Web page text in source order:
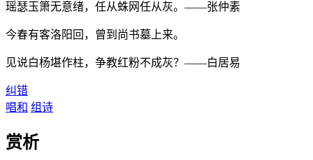
瑶瑟玉箫无意绪，任从蛛网任从灰。——张仲素
今春有客洛阳回，曾到尚书墓上来。
见说白杨堪作柱，争教红粉不成灰？——白居易
纠错
唱和 组诗
赏析